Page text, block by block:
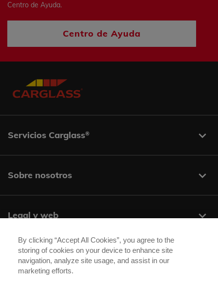
Centro de Ayuda.
Centro de Ayuda
Servicios Carglass®
Sobre nosotros
Legal y web
Centros y contacto
By clicking “Accept All Cookies”, you agree to the
storing of cookies on your device to enhance site
navigation, analyze site usage, and assist in our
marketing efforts.